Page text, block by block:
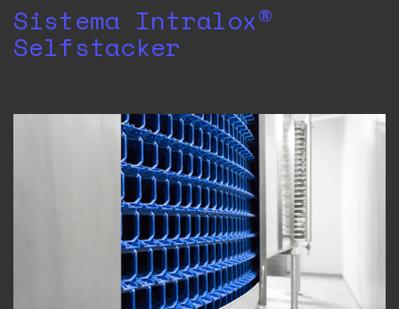
Sistema Intralox®
Selfstacker